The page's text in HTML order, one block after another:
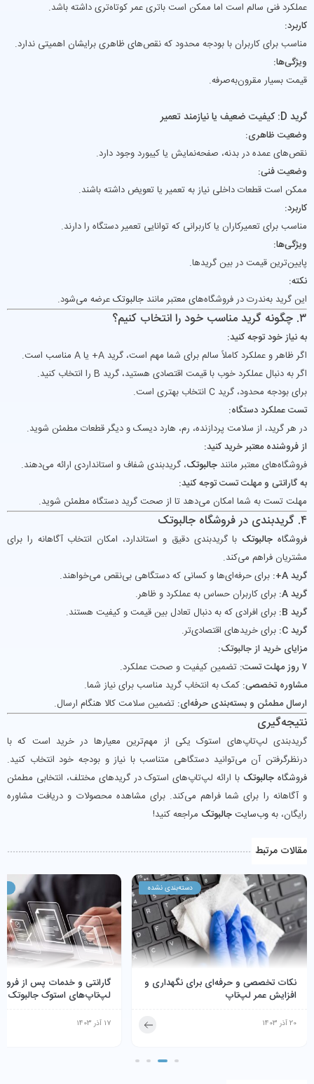
عملکرد فنی سالم است اما ممکن است باتری عمر کوتاه‌تری داشته باشد.
کاربرد:
مناسب برای کاربران با بودجه محدود که نقص‌های ظاهری برایشان اهمیتی ندارد.
ویژگی‌ها:
قیمت بسیار مقرون‌به‌صرفه.
گرید D: کیفیت ضعیف یا نیازمند تعمیر
وضعیت ظاهری:
نقص‌های عمده در بدنه، صفحه‌نمایش یا کیبورد وجود دارد.
وضعیت فنی:
ممکن است قطعات داخلی نیاز به تعمیر یا تعویض داشته باشند.
کاربرد:
مناسب برای تعمیرکاران یا کاربرانی که توانایی تعمیر دستگاه را دارند.
ویژگی‌ها:
پایین‌ترین قیمت در بین گریدها.
نکته:
این گرید به‌ندرت در فروشگاه‌های معتبر مانند جالبوتکعرضه می‌شود.
۳. چگونه گرید مناسب خود را انتخاب کنیم؟
به نیاز خود توجه کنید:
اگر ظاهر و عملکرد کاملاً سالم برای شما مهم است، گرید A+ یا A مناسب است.
اگر به دنبال عملکرد خوب با قیمت اقتصادی هستید، گرید B را انتخاب کنید.
برای بودجه محدود، گرید C انتخاب بهتری است.
تست عملکرد دستگاه:
در هر گرید، از سلامت پردازنده، رم، هارد دیسک و دیگر قطعات مطمئن شوید.
از فروشنده معتبر خرید کنید:
فروشگاه‌های معتبر مانند جالبوتک، گریدبندی شفاف و استانداردی ارائه می‌دهند.
به گارانتی و مهلت تست توجه کنید:
مهلت تست به شما امکان می‌دهد تا از صحت گرید دستگاه مطمئن شوید.
۴. گریدبندی در فروشگاه جالبوتک
فروشگاه جالبوتک با گریدبندی دقیق و استاندارد، امکان انتخاب آگاهانه را برای
مشتریان فراهم می‌کند.
گرید A+:
برای حرفه‌ای‌ها و کسانی که دستگاهی بی‌نقص می‌خواهند.
گرید A:
برای کاربران حساس به عملکرد و ظاهر.
گرید B:
برای افرادی که به دنبال تعادل بین قیمت و کیفیت هستند.
گرید C:
برای خریدهای اقتصادی‌تر.
مزایای خرید از جالبوتک:
۷ روز مهلت تست:
تضمین کیفیت و صحت عملکرد.
مشاوره تخصصی: کمک به انتخاب گرید مناسب برای نیاز شما.
ارسال مطمئن و بسته‌بندی حرفه‌ای: تضمین سلامت کالا هنگام ارسال.
نتیجه‌گیری
گریدبندی لپ‌تاپ‌های استوک یکی از مهم‌ترین معیارها در خرید است که با
درنظرگرفتن آن می‌توانید دستگاهی متناسب با نیاز و بودجه خود انتخاب کنید.
فروشگاه جالبوتک با ارائه لپ‌تاپ‌های استوک در گریدهای مختلف، انتخابی مطمئن
و آگاهانه را برای شما فراهم می‌کند. برای مشاهده محصولات و دریافت مشاوره
رایگان، بهوب‌سایتجالبوتک مراجعه کنید!
مقالات مرتبط
دسته‌بندی نشده
نکات تخصصی و حرفه‌ای برای نگهداری و
افزایش عمر لپ‌تاپ
20 آذر 1403
گارانتی و خدمات پس از
لپ‌تاپ‌های استوک جالبوتک
17 آذر 1403